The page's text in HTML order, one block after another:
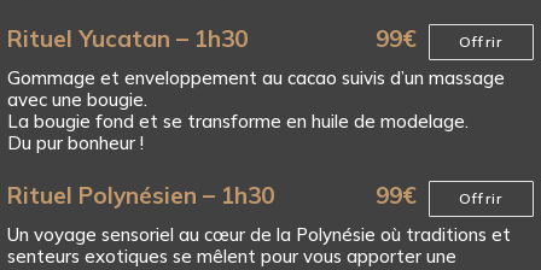
Rituel Yucatan – 1h30 99€ Offrir
Gommage et enveloppement au cacao suivis d’un massage
avec une bougie.
La bougie fond et se transforme en huile de modelage.
Du pur bonheur !
Rituel Polynésien – 1h30 99€ Offrir
Un voyage sensoriel au cœur de la Polynésie où traditions et
senteurs exotiques se mêlent pour vous apporter une